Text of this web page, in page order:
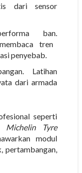
dari sensor
ban.
tren
penyebab.
Latihan
dari armada
seperti
Michelin Tyre
modul
pertambangan,